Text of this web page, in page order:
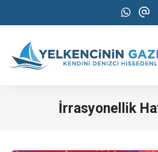
İrrasyonellik